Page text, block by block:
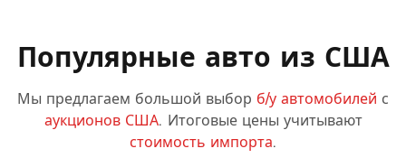
Популярные авто из США
Мы предлагаем большой выбор б/у автомобилей с
аукционов США. Итоговые цены учитывают
стоимость импорта.